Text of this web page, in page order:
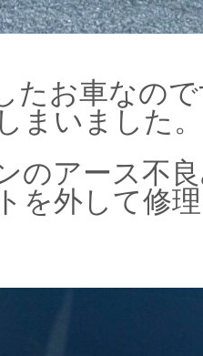
たお車なの
まいました。
のアース不
を外して修